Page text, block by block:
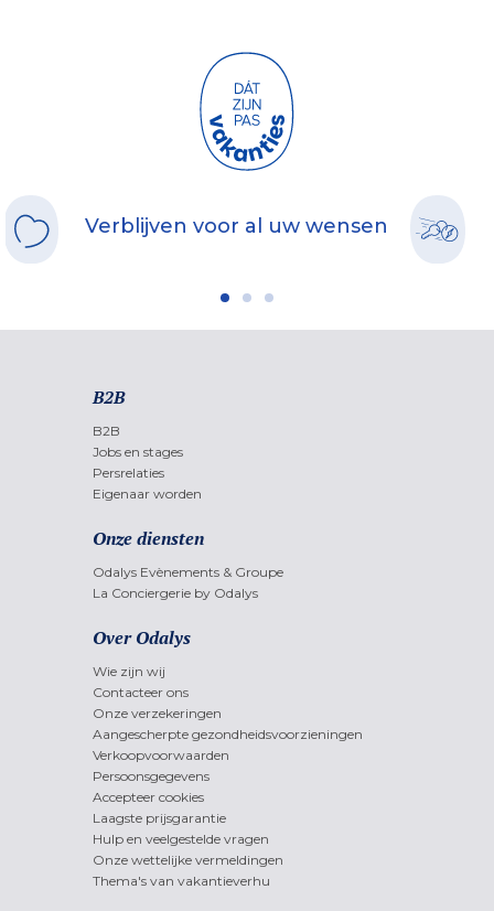
Verblijven voor al uw wensen
B2B
B2B
Jobs en stages
Persrelaties
Eigenaar worden
Onze diensten
Odalys Evènements & Groupe
La Conciergerie by Odalys
Over Odalys
Wie zijn wij
Contacteer ons
Onze verzekeringen
Aangescherpte gezondheidsvoorzieningen
Verkoopvoorwaarden
Persoonsgegevens
Accepteer cookies
Laagste prijsgarantie
Hulp en veelgestelde vragen
Onze wettelijke vermeldingen
Thema's van vakantieverhu